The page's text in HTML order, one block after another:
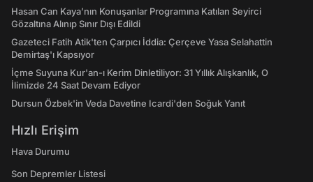
Hasan Can Kaya’nın Konuşanlar Programına Katılan Seyirci
Gözaltına Alınıp Sınır Dışı Edildi
Gazeteci Fatih Atik'ten Çarpıcı İddia: Çerçeve Yasa Selahattin
Demirtaş'ı Kapsıyor
İçme Suyuna Kur'an-ı Kerim Dinletiliyor: 31 Yıllık Alışkanlık, O
İlimizde 24 Saat Devam Ediyor
Dursun Özbek'in Veda Davetine Icardi'den Soğuk Yanıt
Hızlı Erişim
Hava Durumu
Son Depremler Listesi